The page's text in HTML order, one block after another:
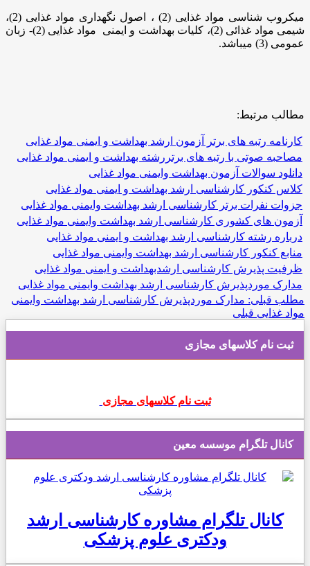
میکروب شناسی مواد غذایی (2) ، اصول نگهداری مواد غذایی (2)،
شیمی مواد غذائی (2)، کلیات بهداشت و ایمنی مواد غذایی (2)- زبان
مرتبط:
رتبه های برتر آزمون ارشد بهداشت و ایمنی مواد غذایی
صوتی با رتبه های برتررشته بهداشت و ایمنی مواد غذایی
سوالات آزمون بهداشت وایمنی مواد غذایی
کارشناسی ارشد بهداشت و ایمنی مواد غذایی
نفرات برتر کارشناسی ارشد بهداشت وایمنی مواد غذایی
های کشوری کارشناسی ارشد بهداشت وایمنی مواد غذایی
رشته کارشناسی ارشد بهداشت و ایمنی مواد غذایی
کنکور کارشناسی ارشد بهداشت وایمنی مواد غذایی
پذیرش کارشناسی ارشدبهداشت و ایمنی مواد غذایی
موردپذیرش کارشناسی ارشد بهداشت وایمنی مواد غذایی
مدارک موردپذیرش کارشناسی ارشد بهداشت وایمنی
قبلی
نام کلاسهای مجازی
ثبت نام کلاسهای مجازی
تلگرام موسسه معین
تلگرام مشاوره کارشناسی ارشد
ودکتری علوم پزشکی